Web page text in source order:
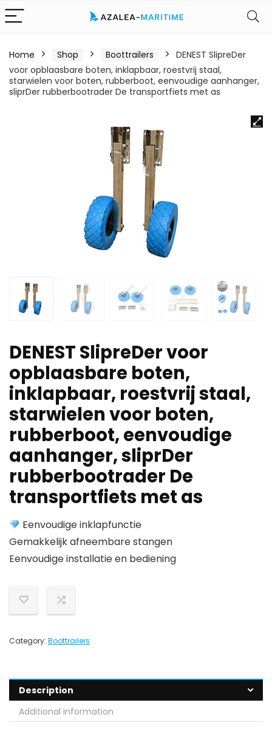
Home Shop Boottrailers
DENEST SlipreDer
voor opblaasbare boten, inklapbaar, roestvrij staal,
starwielen voor boten, rubberboot, eenvoudige aanhanger,
sliprDer rubberbootrader De transportfiets met as
DENEST SlipreDer voor
opblaasbare boten,
inklapbaar, roestvrij staal,
starwielen voor boten,
rubberboot, eenvoudige
aanhanger, sliprDer
rubberbootrader De
transportfiets met as
Eenvoudige inklapfunctie
Gemakkelijk afneembare stangen
Eenvoudige installatie en bediening
Category: Boottrailers
Description
Additional information